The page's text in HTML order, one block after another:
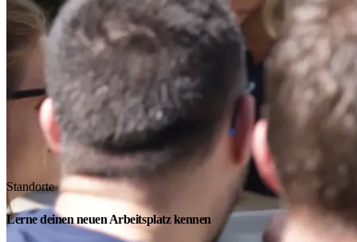
Standorte
Lerne deinen neuen Arbeitsplatz kennen